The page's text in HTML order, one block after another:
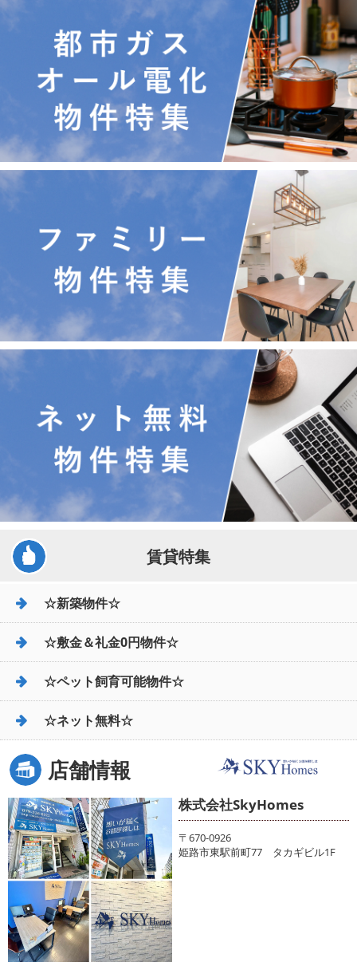
賃貸特集
☆新築物件☆
☆敷金＆礼金0円物件☆
☆ペット飼育可能物件☆
☆ネット無料☆
店舗情報
株式会社SkyHomes
〒670-0926
姫路市東駅前町77 タカギビル1F